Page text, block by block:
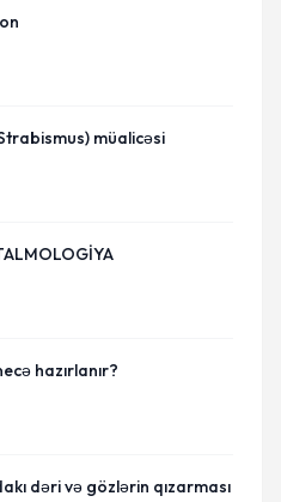
müalicəsi
hazırlanır?
dəri və gözlərin qızarması